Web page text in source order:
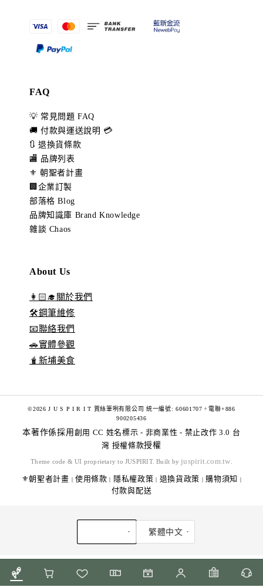
FAQ
💡 常見問題 FAQ
🚚 付款與運送說明 💳
🔃 退換貨條款
🏬 品牌列表
⚜️ 朝聖者計畫
🏢企業訂製
部落格 Blog
品牌知識庫 Brand Knowledge
雜談 Chaos
About Us
👩🏻‍🎓關於我們
🛠️鋼筆維修
📧聯絡我們
🚗實體參觀
🧋新埔美食
©2026 J U S P I R I T 賈絲筆咧有限公司 統一編號: 60601707。電聯+886
900205436
本著作係採用 創用 CC 姓名標示 - 非商業性 - 禁止改作 3.0 台
灣 授權條款授權
Theme code & UI proprietary to JUSPIRIT. Built by juspirit.com.tw
⚜️朝聖者計畫 | 使用條款 | 隱私權政策 | 退換貨政策 | 購物須知 |
付款與配送